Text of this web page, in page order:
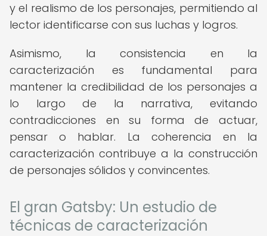
y el realismo de los personajes, permitiendo al
lector identificarse con sus luchas y logros.
Asimismo, la consistencia en la
caracterización es fundamental para
mantener la credibilidad de los personajes a
lo largo de la narrativa, evitando
contradicciones en su forma de actuar,
pensar o hablar. La coherencia en la
caracterización contribuye a la construcción
de personajes sólidos y convincentes.
El gran Gatsby: Un estudio de
técnicas de caracterización